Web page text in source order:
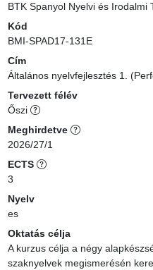
BTK Spanyol Nyelvi és Irodalmi
Kód
BMI-SPAD17-131E
Cím
Általános nyelvfejlesztés 1.
Tervezett félév
Őszi
Meghirdetve
2026/27/1
ECTS
3
Nyelv
es
Oktatás célja
A kurzus célja a négy
szaknyelvek megismerésén